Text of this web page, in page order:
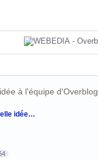
à l'équipe d'Overblog
idée…